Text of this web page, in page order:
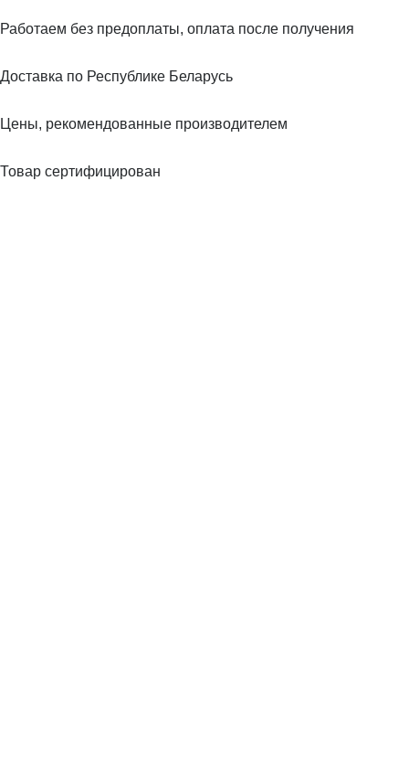
Работаем без предоплаты, оплата после получения
Доставка по Республике Беларусь
Цены, рекомендованные производителем
Товар сертифицирован